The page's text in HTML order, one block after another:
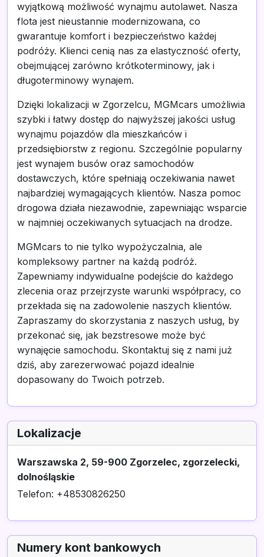
wyjątkową możliwość wynajmu autolawet. Nasza
flota jest nieustannie modernizowana, co
gwarantuje komfort i bezpieczeństwo każdej
podróży. Klienci cenią nas za elastyczność oferty,
obejmującej zarówno krótkoterminowy, jak i
długoterminowy wynajem.
Dzięki lokalizacji w Zgorzelcu, MGMcars umożliwia
szybki i łatwy dostęp do najwyższej jakości usług
wynajmu pojazdów dla mieszkańców i
przedsiębiorstw z regionu. Szczególnie popularny
jest wynajem busów oraz samochodów
dostawczych, które spełniają oczekiwania nawet
najbardziej wymagających klientów. Nasza pomoc
drogowa działa niezawodnie, zapewniając wsparcie
w najmniej oczekiwanych sytuacjach na drodze.
MGMcars to nie tylko wypożyczalnia, ale
kompleksowy partner na każdą podróż.
Zapewniamy indywidualne podejście do każdego
zlecenia oraz przejrzyste warunki współpracy, co
przekłada się na zadowolenie naszych klientów.
Zapraszamy do skorzystania z naszych usług, by
przekonać się, jak bezstresowe może być
wynajęcie samochodu. Skontaktuj się z nami już
dziś, aby zarezerwować pojazd idealnie
dopasowany do Twoich potrzeb.
Lokalizacje
Warszawska 2, 59-900 Zgorzelec, zgorzelecki,
dolnośląskie
Telefon: +48530826250
Numery kont bankowych